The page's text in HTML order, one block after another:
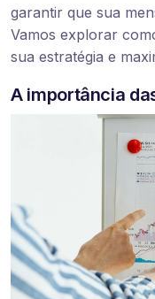
garantir que sua
Vamos explorar
sua estratégia e
A importância